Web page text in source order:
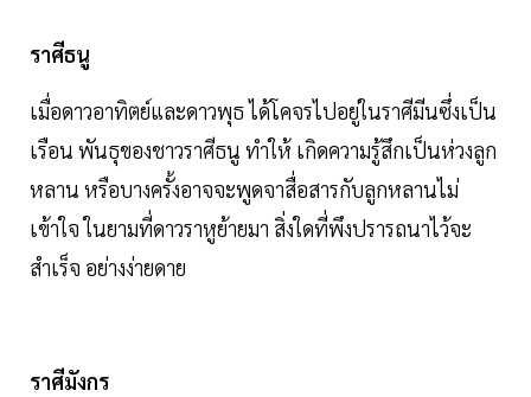
ราศีธนู
เมื่อดาวอาทิตย์และดาวพุธ ได้โคจรไปอยู่ในราศีมีนซึ่งเป็น
เรือน พันธุของชาวราศีธนู ทำให้ เกิดความรู้สึกเป็นห่วงลูก
หลาน หรือบางครั้งอาจจะพูดจาสื่อสารกับลูกหลานไม่
เข้าใจ ในยามที่ดาวราหูย้ายมา สิ่งใดที่พึงปรารถนาไว้จะ
สำเร็จ อย่างง่ายดาย
ราศีมังกร